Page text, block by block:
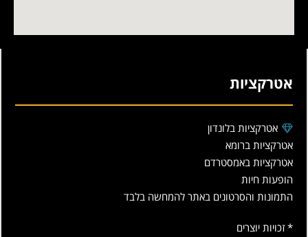
אטרקציות
אטרקציות בלונדון
אטרקציות ברומא
אטרקציות באמסטרדם
הופעות חיות
התמונות והסרטונים באתר להמחשה בלבד
* זכויות יוצרים